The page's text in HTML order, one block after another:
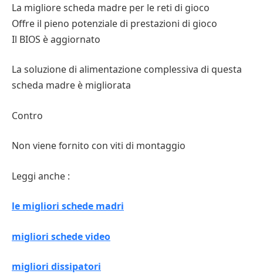
La migliore scheda madre per le reti di gioco
Offre il pieno potenziale di prestazioni di gioco
Il BIOS è aggiornato
La soluzione di alimentazione complessiva di questa
scheda madre è migliorata
Contro
Non viene fornito con viti di montaggio
Leggi anche :
le migliori schede madri
migliori schede video
migliori dissipatori